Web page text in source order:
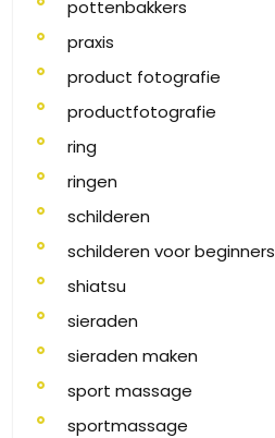
pottenbakkers
praxis
product fotografie
productfotografie
ring
ringen
schilderen
schilderen voor beginners
shiatsu
sieraden
sieraden maken
sport massage
sportmassage